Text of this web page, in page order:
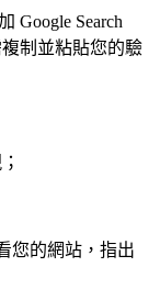
Google Search
制並粘貼您的驗
您的網站，指出